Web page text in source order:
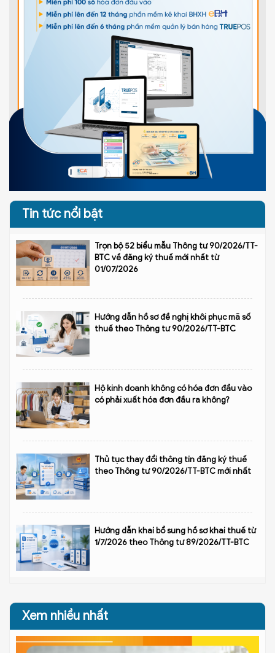
Tin tức nổi bật
Trọn bộ 52 biểu mẫu Thông tư 90/2026/TT-
BTC về đăng ký thuế mới nhất từ
01/07/2026
Hướng dẫn hồ sơ đề nghị khôi phục mã số
thuế theo Thông tư 90/2026/TT-BTC
Hộ kinh doanh không có hóa đơn đầu vào
có phải xuất hóa đơn đầu ra không?
Thủ tục thay đổi thông tin đăng ký thuế
theo Thông tư 90/2026/TT-BTC mới nhất
Hướng dẫn khai bổ sung hồ sơ khai thuế từ
1/7/2026 theo Thông tư 89/2026/TT-BTC
Xem nhiều nhất